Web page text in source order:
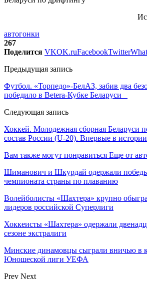
автогонки
267
Поделится VKOK.ruFacebookTwitter
Предыдущая запись
Футбол. «Торпедо»-БелАЗ, забив два
победило в Betera-Кубке Беларуси
Следующая запись
Хоккей. Молодежная сборная Беларуси
состав России (U-20). Впервые в истории
Вам также могут понравиться Еще от
Шиманович и Шкурдай одержали
чемпионата страны по плаванию
Волейболисты «Шахтера» крупно
лидеров российской Суперлиги
Хоккеисты «Шахтера» одержали
сезоне экстралиги
Минские динамовцы сыграли вничью в
Юношеской лиги УЕФА
Prev Next